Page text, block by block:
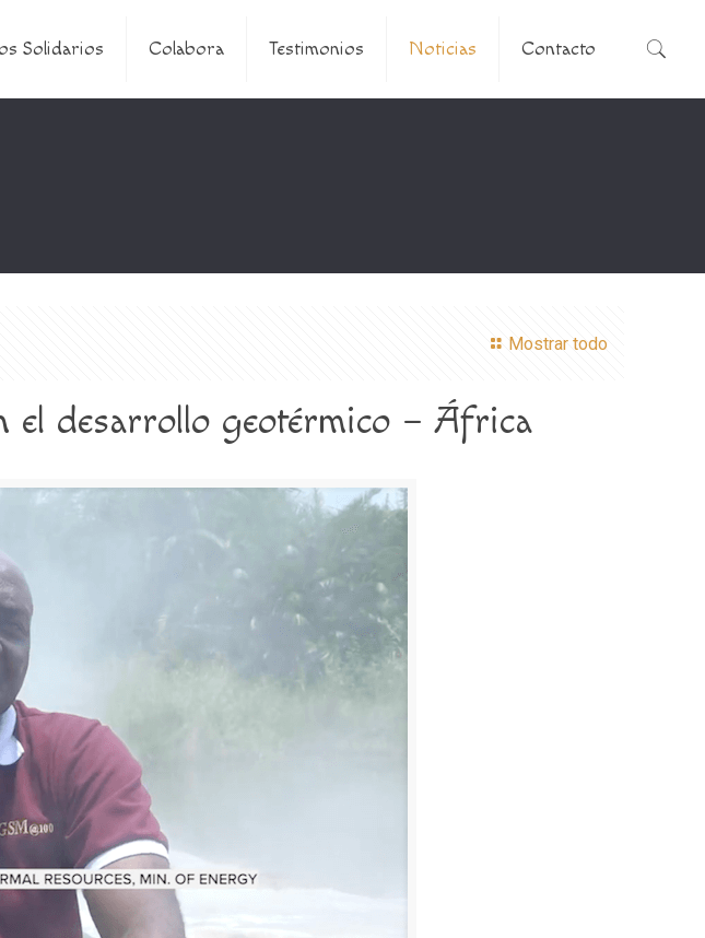
Solidarios Colabora Testimonios Noticias Contacto
Mostrar todo
el desarrollo geotérmico – África